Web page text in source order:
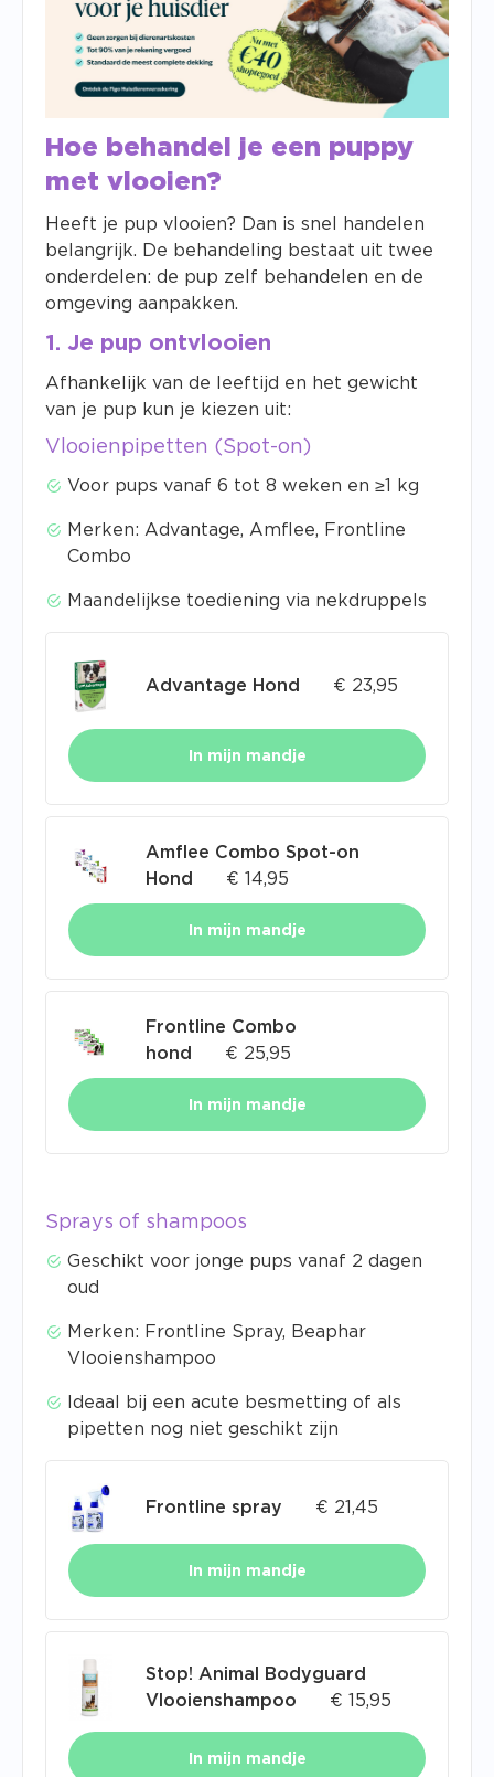
Hoe behandel je een puppy
met vlooien?
Heeft je pup vlooien? Dan is snel handelen
belangrijk. De behandeling bestaat uit twee
onderdelen: de pup zelf behandelen en de
omgeving aanpakken.
1. Je pup ontvlooien
Afhankelijk van de leeftijd en het gewicht
van je pup kun je kiezen uit:
Vlooienpipetten (Spot-on)
Voor pups vanaf 6 tot 8 weken en ≥1 kg
Merken: Advantage, Amflee, Frontline
Combo
Maandelijkse toediening via nekdruppels
Advantage Hond € 23,95
In mijn mandje
Amflee Combo Spot-on
Hond
€ 14,95
In mijn mandje
Frontline Combo
hond
€ 25,95
In mijn mandje
Sprays of shampoos
Geschikt voor jonge pups vanaf 2 dagen
oud
Merken: Frontline Spray, Beaphar
Vlooienshampoo
Ideaal bij een acute besmetting of als
pipetten nog niet geschikt zijn
Frontline spray € 21,45
In mijn mandje
Stop! Animal Bodyguard
Vlooienshampoo
€ 15,95
In mijn mandje